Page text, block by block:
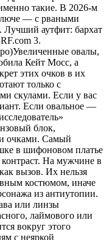
такие. В 2026-м
— с рваными
аутфит: бархат
3.
овалы,
Кейт Мосс, а
этих очков в их
только с
скулами. Если у вас
Если овальное —
блок,
очками. Самый
в шифоновом платье
На мужчине в
вызов. Их нельзя
костюмом, иначе
из антиутопии.
или линзы
лаймового или
вокруг этого
с неяркой